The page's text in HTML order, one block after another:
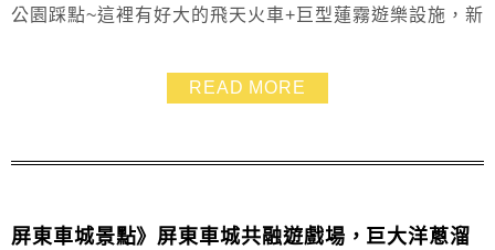
公園踩點~這裡有好大的飛天火車+巨型蓮霧遊樂設施，新
READ MORE
屏東車城景點》屏東車城共融遊戲場，巨大洋蔥溜